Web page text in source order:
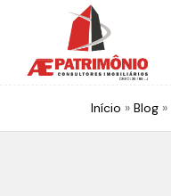
Início » Blog »